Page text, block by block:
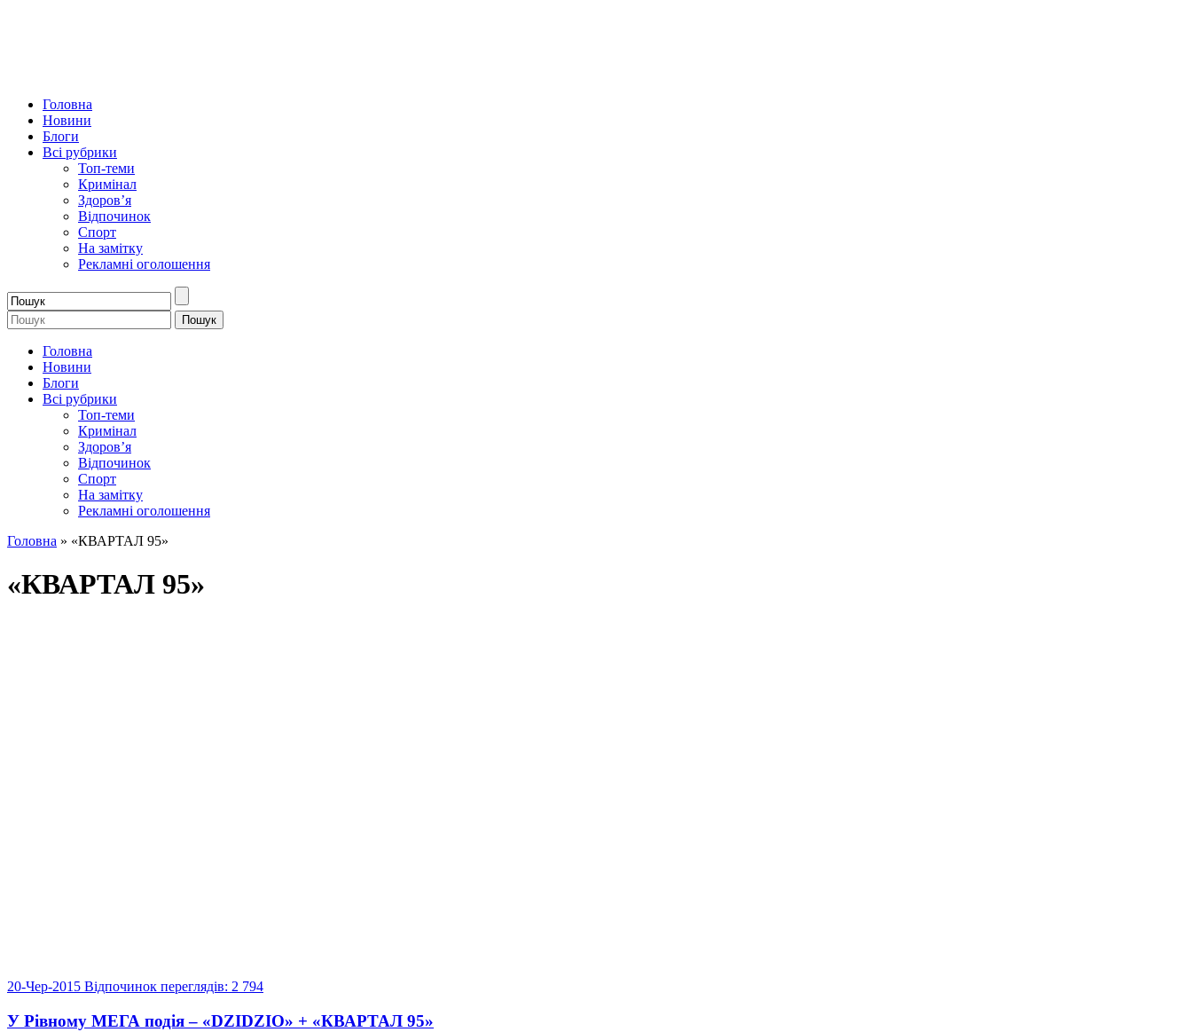
Головна
Новини
Блоги
Всі рубрики
Топ-теми
Кримінал
Здоров’я
Відпочинок
Спорт
На замітку
Рекламні оголошення
Головна
Новини
Блоги
Всі рубрики
Топ-теми
Кримінал
Здоров’я
Відпочинок
Спорт
На замітку
Рекламні оголошення
Головна » «КВАРТАЛ 95»
«КВАРТАЛ 95»
20-Чер-2015 Відпочинок переглядів: 2 794
У Рівному МЕГА подія – «DZIDZIO» + «КВАРТАЛ 95»